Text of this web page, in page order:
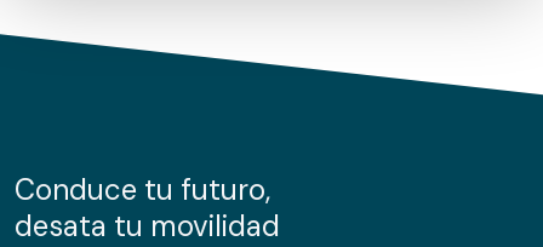
de cookies.
información sobre el uso que haga del sitio web con
nuestros partners de redes sociales, publicidad y análisis
Conduce tu futuro,
desata tu movilidad